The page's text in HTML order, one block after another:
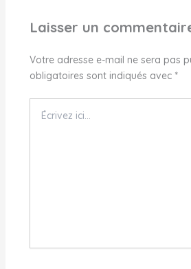
Laisser un
Votre adresse e-mail ne sera pas
obligatoires sont indiqués avec *
ici…